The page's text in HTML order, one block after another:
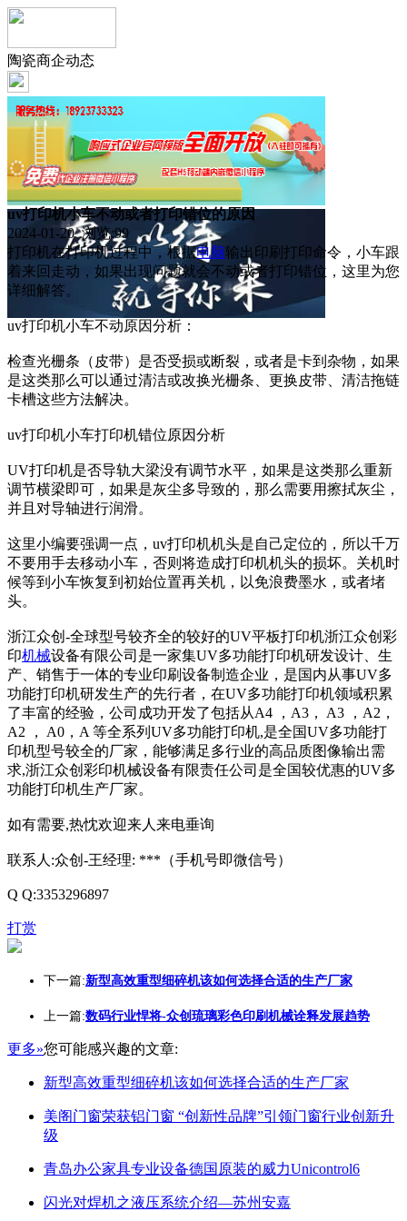
陶瓷商企动态
uv打印机小车不动或者打印错位的原因
2024-01-20 浏览:99
打印机在打印机过程中，根据电脑输出印刷打印命令，小车跟
着来回走动，如果出现问题就会不动或者打印错位，这里为您
详细解答。
uv打印机小车不动原因分析：
检查光栅条（皮带）是否受损或断裂，或者是卡到杂物，如果
是这类那么可以通过清洁或改换光栅条、更换皮带、清洁拖链
卡槽这些方法解决。
uv打印机小车打印机错位原因分析
UV打印机是否导轨大梁没有调节水平，如果是这类那么重新
调节横梁即可，如果是灰尘多导致的，那么需要用擦拭灰尘，
并且对导轴进行润滑。
这里小编要强调一点，uv打印机机头是自己定位的，所以千万
不要用手去移动小车，否则将造成打印机机头的损坏。关机时
候等到小车恢复到初始位置再关机，以免浪费墨水，或者堵
头。
浙江众创-全球型号较齐全的较好的UV平板打印机浙江众创彩
印机械设备有限公司是一家集UV多功能打印机研发设计、生
产、销售于一体的专业印刷设备制造企业，是国内从事UV多
功能打印机研发生产的先行者，在UV多功能打印机领域积累
了丰富的经验，公司成功开发了包括从A4 ，A3， A3 ，A2，
A2 ， A0，A 等全系列UV多功能打印机,是全国UV多功能打
印机型号较全的厂家，能够满足多行业的高品质图像输出需
求,浙江众创彩印机械设备有限责任公司是全国较优惠的UV多
功能打印机生产厂家。
如有需要,热忱欢迎来人来电垂询
联系人:众创-王经理: ***（手机号即微信号）
Q Q:3353296897
打赏
下一篇:新型高效重型细碎机该如何选择合适的生产厂家
上一篇:数码行业悍将-众创琉璃彩色印刷机械诠释发展趋势
更多»您可能感兴趣的文章:
新型高效重型细碎机该如何选择合适的生产厂家
美阁门窗荣获铝门窗 “创新性品牌”引领门窗行业创新升
级
青岛办公家具专业设备德国原装的威力Unicontrol6
闪光对焊机之液压系统介绍—苏州安嘉